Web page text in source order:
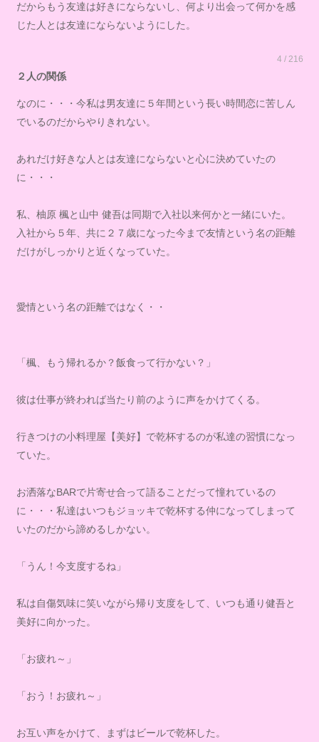
だからもう友達は好きにならないし、何より出会って何かを感
じた人とは友達にならないようにした。
4 / 216
２人の関係
なのに・・・今私は男友達に５年間という長い時間恋に苦しん
でいるのだからやりきれない。
あれだけ好きな人とは友達にならないと心に決めていたの
に・・・
私、柚原 楓と山中 健吾は同期で入社以来何かと一緒にいた。
入社から５年、共に２７歳になった今まで友情という名の距離
だけがしっかりと近くなっていた。
愛情という名の距離ではなく・・
「楓、もう帰れるか？飯食って行かない？」
彼は仕事が終われば当たり前のように声をかけてくる。
行きつけの小料理屋【美好】で乾杯するのが私達の習慣になっ
ていた。
お洒落なBARで片寄せ合って語ることだって憧れているの
に・・・私達はいつもジョッキで乾杯する仲になってしまって
いたのだから諦めるしかない。
「うん！今支度するね」
私は自傷気味に笑いながら帰り支度をして、いつも通り健吾と
美好に向かった。
「お疲れ～」
「おう！お疲れ～」
お互い声をかけて、まずはビールで乾杯した。